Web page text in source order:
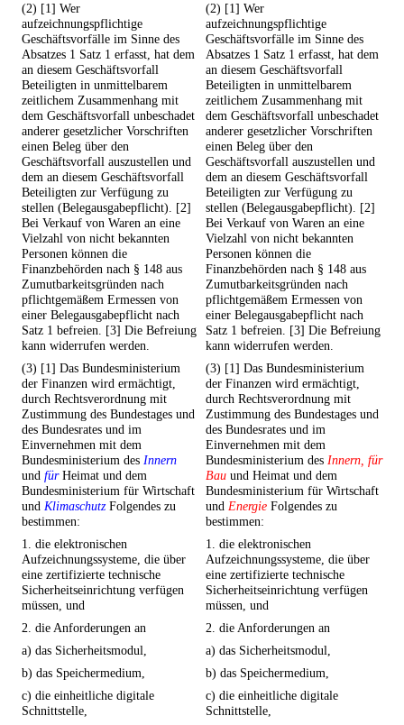
(2) [1] Wer
aufzeichnungspflichtige
Geschäftsvorfälle im Sinne des
Absatzes 1 Satz 1 erfasst, hat dem
an diesem Geschäftsvorfall
Beteiligten in unmittelbarem
zeitlichem Zusammenhang mit
dem Geschäftsvorfall unbeschadet
anderer gesetzlicher Vorschriften
einen Beleg über den
Geschäftsvorfall auszustellen und
dem an diesem Geschäftsvorfall
Beteiligten zur Verfügung zu
stellen (Belegausgabepflicht). [2]
Bei Verkauf von Waren an eine
Vielzahl von nicht bekannten
Personen können die
Finanzbehörden nach § 148 aus
Zumutbarkeitsgründen nach
pflichtgemäßem Ermessen von
einer Belegausgabepflicht nach
Satz 1 befreien. [3] Die Befreiung
kann widerrufen werden.
(2) [1] Wer
aufzeichnungspflichtige
Geschäftsvorfälle im Sinne des
Absatzes 1 Satz 1 erfasst, hat dem
an diesem Geschäftsvorfall
Beteiligten in unmittelbarem
zeitlichem Zusammenhang mit
dem Geschäftsvorfall unbeschadet
anderer gesetzlicher Vorschriften
einen Beleg über den
Geschäftsvorfall auszustellen und
dem an diesem Geschäftsvorfall
Beteiligten zur Verfügung zu
stellen (Belegausgabepflicht). [2]
Bei Verkauf von Waren an eine
Vielzahl von nicht bekannten
Personen können die
Finanzbehörden nach § 148 aus
Zumutbarkeitsgründen nach
pflichtgemäßem Ermessen von
einer Belegausgabepflicht nach
Satz 1 befreien. [3] Die Befreiung
kann widerrufen werden.
(3) [1] Das Bundesministerium
der Finanzen wird ermächtigt,
durch Rechtsverordnung mit
Zustimmung des Bundestages und
des Bundesrates und im
Einvernehmen mit dem
Bundesministerium des Innern
und fürHeimat und dem
Bundesministerium für Wirtschaft
und KlimaschutzFolgendes zu
bestimmen:
(3) [1] Das Bundesministerium
der Finanzen wird ermächtigt,
durch Rechtsverordnung mit
Zustimmung des Bundestages und
des Bundesrates und im
Einvernehmen mit dem
Bundesministerium des Innern, für
Bau und Heimat und dem
Bundesministerium für Wirtschaft
und Energie Folgendes zu
bestimmen:
1. die elektronischen
Aufzeichnungssysteme, die über
eine zertifizierte technische
Sicherheitseinrichtung verfügen
müssen, und
1. die elektronischen
Aufzeichnungssysteme, die über
eine zertifizierte technische
Sicherheitseinrichtung verfügen
müssen, und
2. die Anforderungen an
2. die Anforderungen an
a) das Sicherheitsmodul,
a) das Sicherheitsmodul,
b) das Speichermedium,
b) das Speichermedium,
c) die einheitliche digitale
Schnittstelle,
c) die einheitliche digitale
Schnittstelle,